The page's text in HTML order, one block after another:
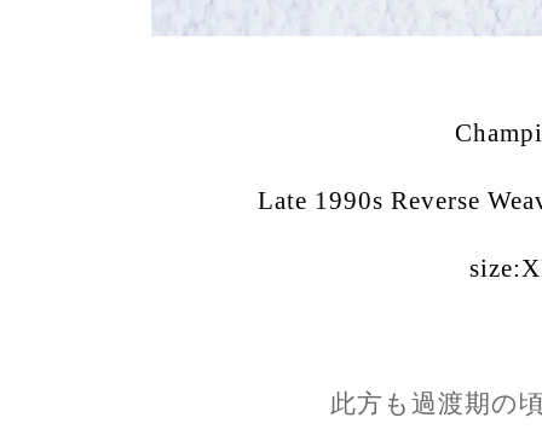
Late 1990s Reverse
此方も過渡期の